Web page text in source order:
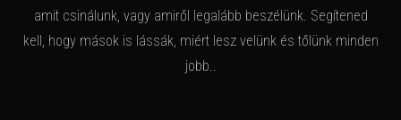
amit csinálunk, vagy amiről legalább beszélünk. Segítened
kell, hogy mások is lássák, miért lesz velünk és tőlünk minden
jobb..